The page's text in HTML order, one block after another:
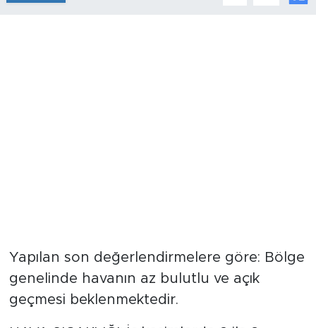
Yapılan son değerlendirmelere göre: Bölge
genelinde havanın az bulutlu ve açık
geçmesi beklenmektedir.